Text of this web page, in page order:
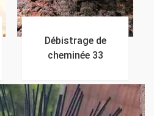
Débistrage de
cheminée 33